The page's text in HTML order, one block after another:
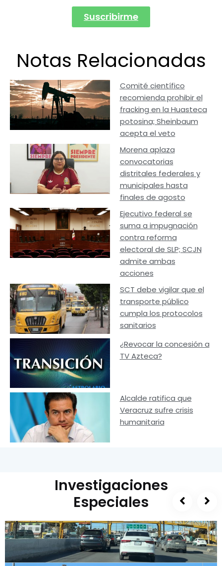
Suscribirme
Notas Relacionadas
Comité científico
recomienda prohibir el
fracking en la Huasteca
potosina; Sheinbaum
acepta el veto
Morena aplaza
convocatorias
distritales federales y
municipales hasta
finales de agosto
Ejecutivo federal se
suma a impugnación
contra reforma
electoral de SLP; SCJN
admite ambas
acciones
SCT debe vigilar que el
transporte público
cumpla los protocolos
sanitarios
¿Revocar la concesión a
TV Azteca?
Alcalde ratifica que
Veracruz sufre crisis
humanitaria
Investigaciones
Especiales